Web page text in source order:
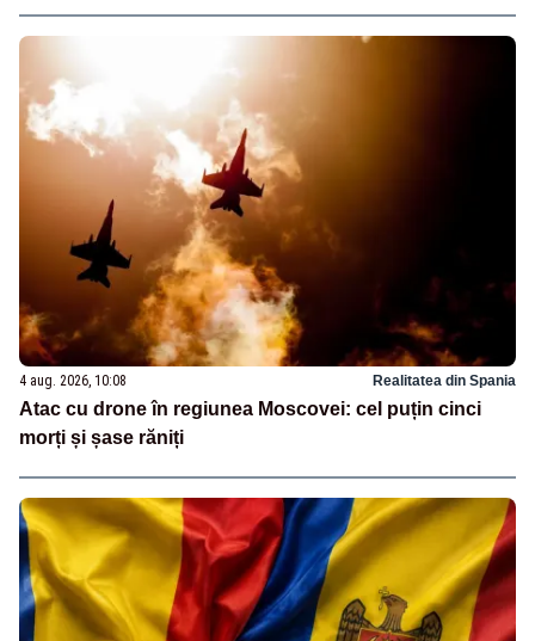
4 aug. 2026, 10:08 Realitatea din Spania
Atac cu drone în regiunea Moscovei: cel puțin cinci
morți și șase răniți